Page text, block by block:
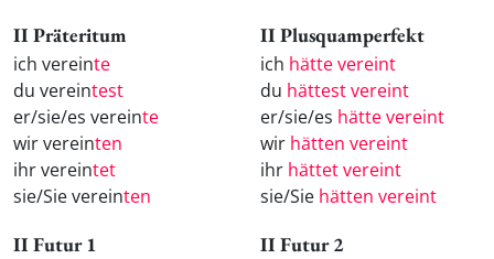
II Präteritum
ich vereinte
du vereintest
er/sie/es vereinte
wir vereinten
ihr vereintet
sie/Sie vereinten
II Plusquamperfekt
ich hätte vereint
du hättest vereint
er/sie/es hätte vereint
wir hätten vereint
ihr hättet vereint
sie/Sie hätten vereint
II Futur 1 II Futur 2